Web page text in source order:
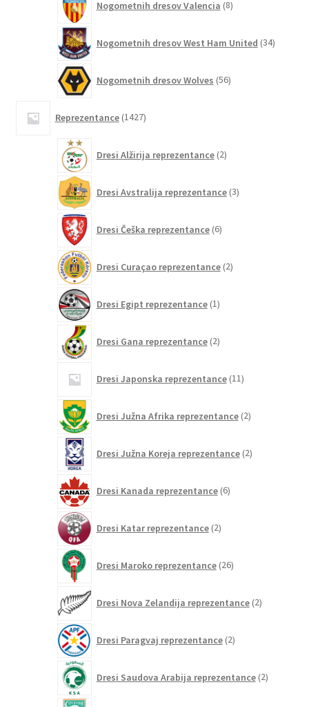
Nogometnih dresov Valencia 8izdelkov
Nogometnih dresov West Ham United 34izdelkov
Nogometnih dresov Wolves 56izdelkov
Reprezentance 1427izdelkov
Dresi Alžirija reprezentance 2izdelka
Dresi Avstralija reprezentance 3izdelki
Dresi Češka reprezentance 6izdelkov
Dresi Curaçao reprezentance 2izdelka
Dresi Egipt reprezentance 1izdelek
Dresi Gana reprezentance 2izdelka
Dresi Japonska reprezentance 11izdelkov
Dresi Južna Afrika reprezentance 2izdelka
Dresi Južna Koreja reprezentance 2izdelka
Dresi Kanada reprezentance 6izdelkov
Dresi Katar reprezentance 2izdelka
Dresi Maroko reprezentance 26izdelkov
Dresi Nova Zelandija reprezentance 2izdelka
Dresi Paragvaj reprezentance 2izdelka
Dresi Saudova Arabija reprezentance 2izdelka